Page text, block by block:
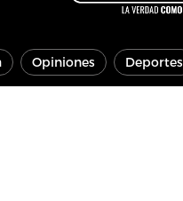
Opiniones Deportes